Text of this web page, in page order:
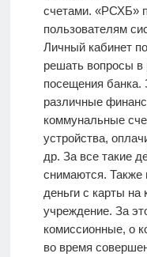
счетами. «РСХБ»
пользователям
Личный кабинет
решать вопросы
посещения
различные
коммунальные
устройства,
др. За все такие
снимаются. Также
деньги с карты на
учреждение. За
комиссионные, о
во время